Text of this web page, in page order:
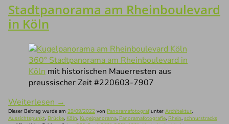
Stadtpanorama am Rheinboulevard
in Köln
360° Stadtpanorama am Rheinboulevard in
Köln mit historischen Mauerresten aus
preussischer Zeit #220603-7907
Weiterlesen →
Dieser Beitrag wurde am 29/09/2022 von Panoramafotografunter Architektur,
Aussichtspunkt, Brücke, Köln, Kugelpanorama, Panoramafotografie, Rhein, schnurstracks